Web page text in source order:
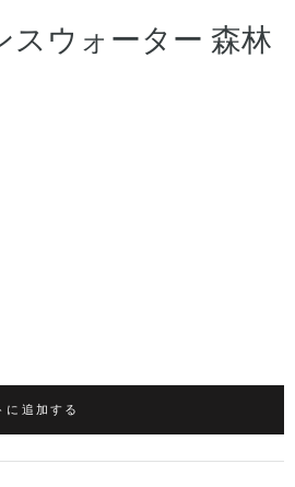
スウォーター 森林
に追加する